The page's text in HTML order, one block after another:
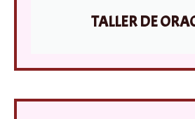
TALLER DE